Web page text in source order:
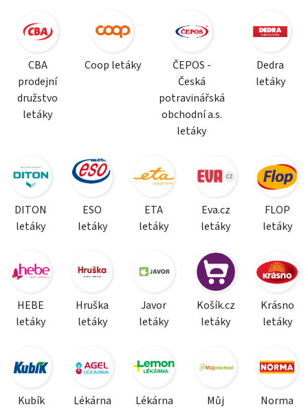
CBA
prodejní
družstvo
letáky
Coop letáky
ČEPOS -
Česká
potravinářská
obchodní a.s.
letáky
Dedra
letáky
DITON
letáky
ESO
letáky
ETA
letáky
Eva.cz
letáky
FLOP
letáky
HEBE
letáky
Hruška
letáky
Javor
letáky
Košík.cz
letáky
Krásno
letáky
Kubík
Lékárna
Lékárna
Můj
Norma